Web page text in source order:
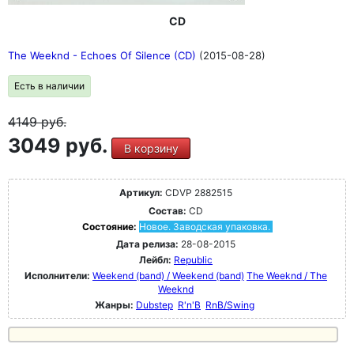
CD
The Weeknd - Echoes Of Silence (CD) (2015-08-28)
Есть в наличии
4149руб.
3049 руб. В корзину
Артикул: CDVP 2882515
Состав: CD
Состояние: Новое. Заводская упаковка.
Дата релиза: 28-08-2015
Лейбл: Republic
Исполнители: Weekend (band) / Weekend (band) The Weeknd / The
Weeknd
Жанры: Dubstep R'n'B RnB/Swing